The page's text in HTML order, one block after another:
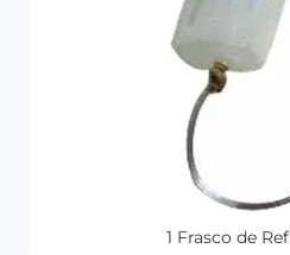
1 Frasco de